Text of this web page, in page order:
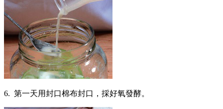
6. 第一天用封口棉布封口，採好氧發酵。